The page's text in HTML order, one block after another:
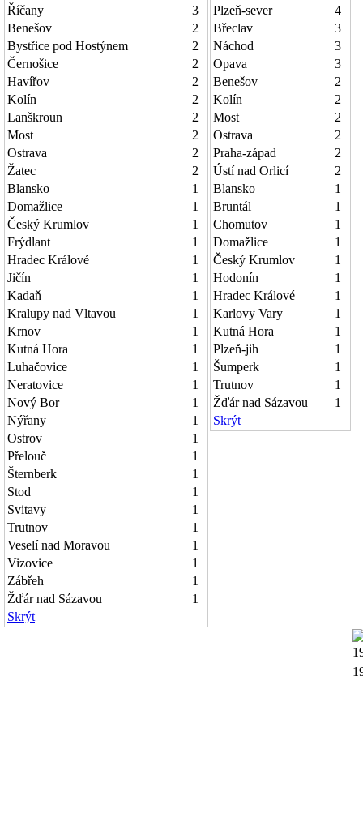
Říčany
3
Benešov
2
Bystřice pod Hostýnem
2
Černošice
2
Havířov
2
Kolín
2
Lanškroun
2
Most
2
Ostrava
2
Žatec
2
Blansko
1
Domažlice
1
Český Krumlov
1
Frýdlant
1
Hradec Králové
1
Jičín
1
Kadaň
1
Kralupy nad Vltavou
1
Krnov
1
Kutná Hora
1
Luhačovice
1
Neratovice
1
Nový Bor
1
Nýřany
1
Ostrov
1
Přelouč
1
Šternberk
1
Stod
1
Svitavy
1
Trutnov
1
Veselí nad Moravou
1
Vizovice
1
Zábřeh
1
Žďár nad Sázavou
1
Skrýt
Plzeň-sever
4
Břeclav
3
Náchod
3
Opava
3
Benešov
2
Kolín
2
Most
2
Ostrava
2
Praha-západ
2
Ústí nad Orlicí
2
Blansko
1
Bruntál
1
Chomutov
1
Domažlice
1
Český Krumlov
1
Hodonín
1
Hradec Králové
1
Karlovy Vary
1
Kutná Hora
1
Plzeň-jih
1
Šumperk
1
Trutnov
1
Žďár nad Sázavou
1
Skrýt